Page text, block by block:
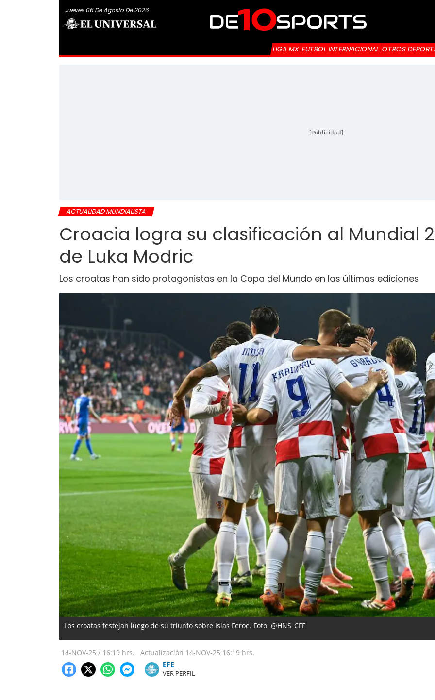
Jueves 06 De Agosto De 2026
LIGA MX FUTBOL INTERNACIONAL OTROS
[Publicidad]
ACTUALIDAD MUNDIALISTA
Croacia logra su clasificación al Mundial
de Luka Modric
Los croatas han sido protagonistas en la Copa del Mundo en las últimas ediciones
Los croatas festejan luego de su triunfo sobre Islas Feroe. Foto: @HNS_CFF
14-NOV-25 / 16:19 hrs. Actualización 14-NOV-25 16:19 hrs.
​​​​​​​EFE
VER PERFIL